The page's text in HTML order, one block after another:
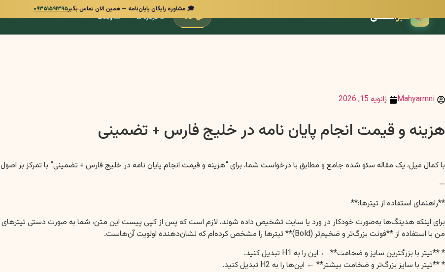
🎓 مشاوره رایگان پایان‌نامه — همین الان تماس بگیر۰۹۳۵۱۵۹۱۳۹۵
🌿 سبزانگشتی 🏠خانه 👋درباره ما 📰وبلاگ
Mahyarmni ژانویه 15, 2026
هزینه و قیمت انجام پایان نامه در خلیج فارس + تضمینی
با کمال میل، یک مقاله سئو شده جامع و مطابق با درخواست شما، برای “هزینه و قیمت انجام پایان نامه در خلیج فارس + تضمینی” با تمرکز بر اصول EEAT و معرفی موسسه سبز انگشتی، تهیه شده است.
—
**راهنمای استفاده از تیترها:**
من با استفاده از **فونت بزرگ‌تر و ضخیم‌تر (Bold)** تیترها را مشخص کرده‌ام که نشان‌دهنده اولویت آن‌هاست.
* **تیتر با بزرگترین سایز و ضخامت** ← این را به H1 تبدیل کنید.
* **تیتر با سایز بزرگ‌تر و ضخامت بیشتر** ← این‌ها را به H2 تبدیل کنید.